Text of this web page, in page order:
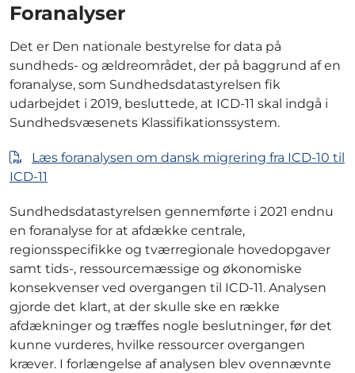
Foranalyser
Det er Den nationale bestyrelse for data på
sundheds- og ældreområdet, der på baggrund af en
foranalyse, som Sundhedsdatastyrelsen fik
udarbejdet i 2019, besluttede, at ICD-11 skal indgå i
Sundhedsvæsenets Klassifikationssystem.
Læs foranalysen om dansk migrering fra ICD-10 til
ICD-11
Sundhedsdatastyrelsen gennemførte i 2021 endnu
en foranalyse for at afdække centrale,
regionsspecifikke og tværregionale hovedopgaver
samt tids-, ressourcemæssige og økonomiske
konsekvenser ved overgangen til ICD-11. Analysen
gjorde det klart, at der skulle ske en række
afdækninger og træffes nogle beslutninger, før det
kunne vurderes, hvilke ressourcer overgangen
kræver. I forlængelse af analysen blev ovennævnte